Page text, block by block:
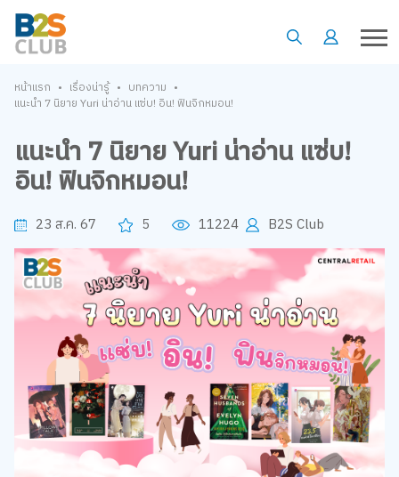
หน้าแรก • เรื่องน่ารู้ • บทความ •
แนะนำ 7 นิยาย Yuri น่าอ่าน แซ่บ! อิน! ฟินจิกหมอน!
แนะนำ 7 นิยาย Yuri น่าอ่าน แซ่บ!
อิน! ฟินจิกหมอน!
23 ส.ค. 67 5 11224 B2S Club